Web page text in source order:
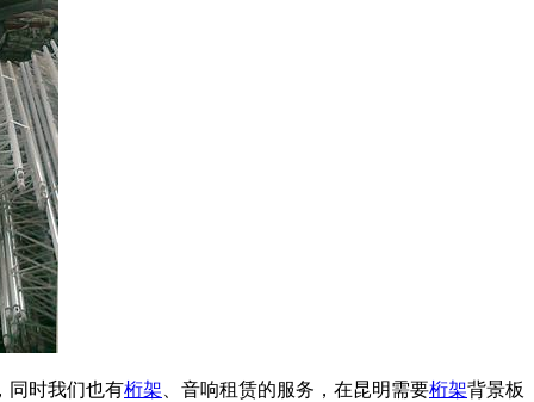
同时我们也有桁架 、音响租赁的服务，在昆明需要桁架背景板